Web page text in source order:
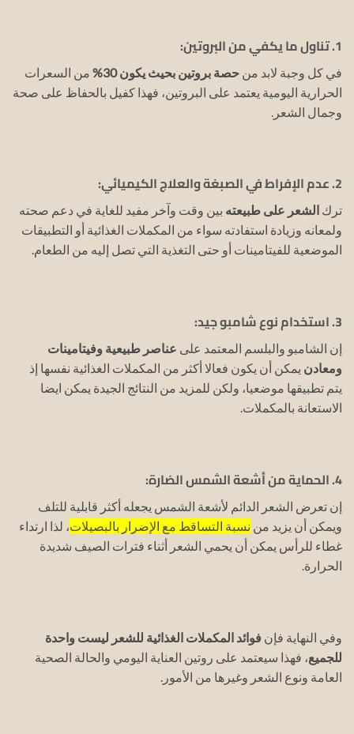
1. تناول ما يكفي من البروتين:
في كل وجبة لابد من حصة بروتين بحيث يكون 30%
من السعرات
الحرارية اليومية يعتمد على البروتين، فهذا كفيل بالحفاظ على صحة
وجمال الشعر.
2. عدم الإفراط في الصبغة والعلاج الكيميائي:
ترك الشعر على طبيعته بين وقت وآخر مفيد للغاية في دعم صحته
ولمعانه وزيادة استفادته سواء من المكملات الغذائية أو التطبيقات
الموضعية للفيتامينات أو حتى التغذية التي تصل إليه من الطعام.
3. استخدام نوع شامبو جيد:
إن الشامبو والبلسم المعتمد على عناصر طبيعية وفيتامينات
ومعادن يمكن أن يكون فعالا أكثر من المكملات الغذائية نفسها إذ
يتم تطبيقها موضعيا، ولكن للمزيد من النتائج الجيدة يمكن ايضا
الاستعانة بالمكملات.
4. الحماية من أشعة الشمس الضارة:
إن تعرض الشعر الدائم لأشعة الشمس يجعله أكثر قابلية للتلف
ويمكن أن يزيد من نسبة التساقط مع الإضرار بالبصيلات، لذا ارتداء
غطاء للرأس يمكن أن يحمي الشعر أثناء فترات الصيف شديدة
الحرارة.
وفي النهاية فإن فوائد المكملات الغذائية للشعر ليست واحدة
للجميع، فهذا سيعتمد على روتين العناية اليومي والحالة الصحية
العامة ونوع الشعر وغيرها من الأمور.